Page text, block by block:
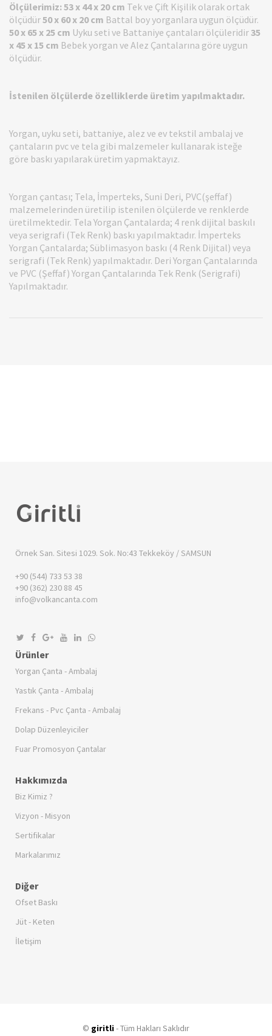
Ölçülerimiz:53 x 44 x 20 cm Tek ve Çift Kişilik olarak ortak
ölçüdür50 x 60 x 20 cm Battal boy yorganlara uygun ölçüdür.
50 x 65 x 25 cm Uyku seti ve Battaniye çantaları ölçüleridir35
x 45 x 15 cm Bebek yorgan ve Alez Çantalarına göre uygun
ölçüdür.
İstenilen ölçülerde özelliklerde üretim yapılmaktadır.
Yorgan, uyku seti, battaniye, alez ve ev tekstil ambalaj ve
çantaların pvc ve tela gibi malzemeler kullanarak isteğe
göre baskı yapılarak üretim yapmaktayız.
Yorgan çantası; Tela, İmperteks, Suni Deri, PVC(şeffaf)
malzemelerinden üretilip istenilen ölçülerde ve renklerde
üretilmektedir. Tela Yorgan Çantalarda; 4 renk dijital baskılı
veya serigrafi (Tek Renk) baskı yapılmaktadır. İmperteks
Yorgan Çantalarda; Süblimasyon baskı (4 Renk Dijital) veya
serigrafi (Tek Renk) yapılmaktadır. Deri Yorgan Çantalarında
ve PVC (Şeffaf) Yorgan Çantalarında Tek Renk (Serigrafi)
Yapılmaktadır.
Örnek San. Sitesi 1029. Sok. No:43 Tekkeköy / SAMSUN
+90 (544) 733 53 38
+90 (362) 230 88 45
info@volkancanta.com
Ürünler
Yorgan Çanta - Ambalaj
Yastık Çanta - Ambalaj
Frekans - Pvc Çanta - Ambalaj
Dolap Düzenleyiciler
Fuar Promosyon Çantalar
Hakkımızda
Biz Kimiz ?
Vizyon - Misyon
Sertifikalar
Markalarımız
Diğer
Ofset Baskı
Jüt - Keten
İletişim
© giritli- Tüm Hakları Saklıdır